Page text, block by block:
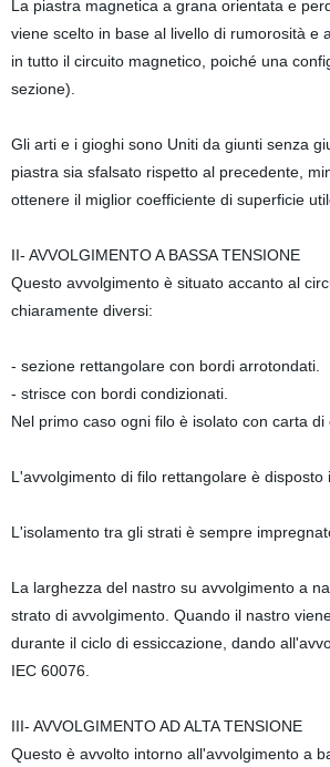
La piastra magnetica a grana orientata e
viene scelto in base al livello di rumorosità
in tutto il circuito magnetico, poiché una
sezione).
Gli arti e i gioghi sono Uniti da giunti senza
piastra sia sfalsato rispetto al precedente,
ottenere il miglior coefficiente di superficie
II- AVVOLGIMENTO A BASSA TENSIONE
Questo avvolgimento è situato accanto al
chiaramente diversi:
- sezione rettangolare con bordi arrotondati.
- strisce con bordi condizionati.
Nel primo caso ogni filo è isolato con carta
L'avvolgimento di filo rettangolare è
L'isolamento tra gli strati è sempre
La larghezza del nastro su avvolgimento a
strato di avvolgimento. Quando il nastro
durante il ciclo di essiccazione, dando
IEC 60076.
III- AVVOLGIMENTO AD ALTA TENSIONE
Questo è avvolto intorno all'avvolgimento a